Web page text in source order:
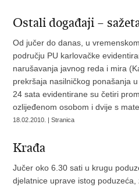
Ostali događaji –
Od jučer do danas, u
području PU karlovačke
narušavanja javnog reda i mira
prekršaja nasilničkog ponašanja
24 sata evidentirane su četiri
ozlijeđenom osobom i dvije s
18.02.2010. | Stranica
Krađa
Jučer oko 6.30 sati u krugu
djelatnice uprave istog